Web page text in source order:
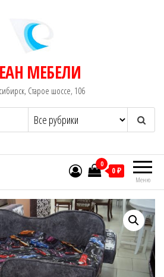
МЕБЕЛИ
Старое шоссе, 106
Меню
0
0 ₽